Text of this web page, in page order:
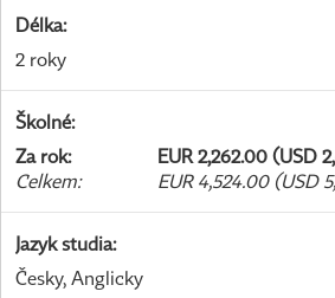
Délka:
2 roky
Školné:
Za rok:
EUR 2,262.00 (USD
Celkem: EUR 4,524.00 (USD
Jazyk studia:
Česky, Anglicky